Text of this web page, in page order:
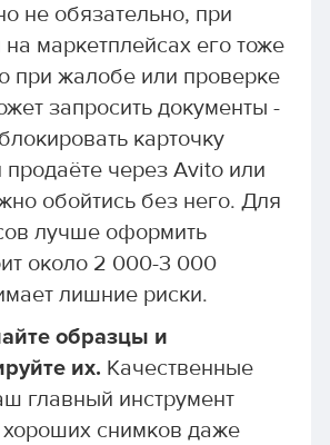
не обязательно, при
на маркетплейсах его тоже
при жалобе или проверке
запросить документы -
карточку
продаёте через Avito или
обойтись без него. Для
лучше оформить
около 2 000-3 000
лишние риски.
образцы и
их. Качественные
главный инструмент
снимков даже